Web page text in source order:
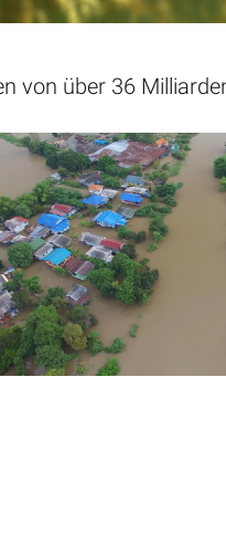
von über 36